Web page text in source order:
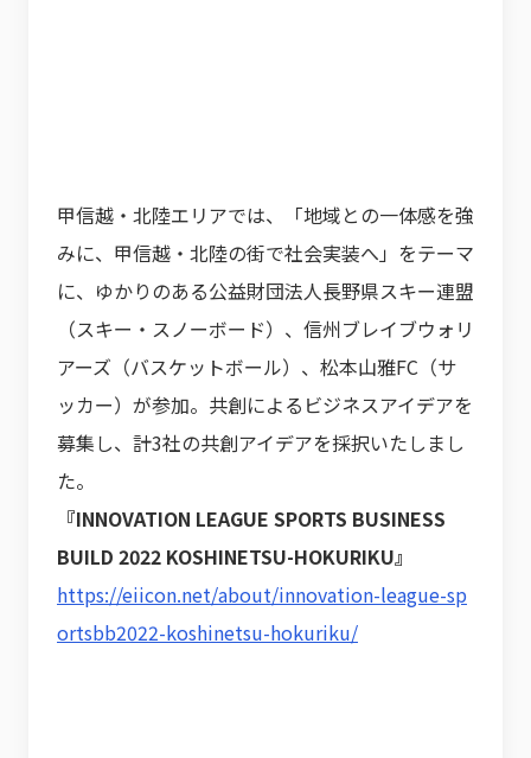
甲信越・北陸エリアでは、「地域との一体感を強
みに、甲信越・北陸の街で社会実装へ」をテーマ
に、ゆかりのある公益財団法人長野県スキー連盟
（スキー・スノーボード）、信州ブレイブウォリ
アーズ（バスケットボール）、松本山雅FC（サ
ッカー）が参加。共創によるビジネスアイデアを
募集し、計3社の共創アイデアを採択いたしまし
た。
『INNOVATION LEAGUE SPORTS BUSINESS
BUILD 2022 KOSHINETSU-HOKURIKU』
https://eiicon.net/about/innovation-league-sp
ortsbb2022-koshinetsu-hokuriku/